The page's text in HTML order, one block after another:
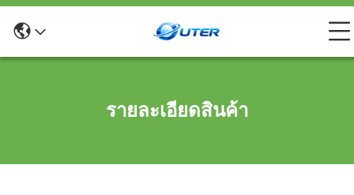
รายละเอียดสินค้า